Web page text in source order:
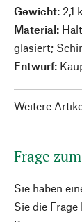
Gewicht: 2,1
Material:
glasiert;
Entwurf:
Weitere
Frage
Sie haben
Sie die